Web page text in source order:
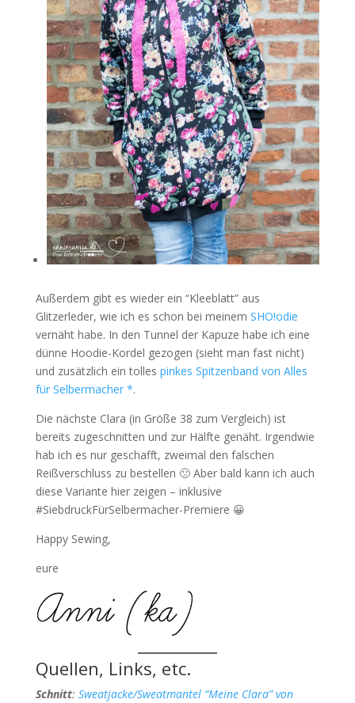
Außerdem gibt es wieder ein “Kleeblatt” aus
Glitzerleder, wie ich es schon bei meinem SHO!odie
vernäht habe. In den Tunnel der Kapuze habe ich eine
dünne Hoodie-Kordel gezogen (sieht man fast nicht)
und zusätzlich ein tolles pinkes Spitzenband von Alles
für Selbermacher *.
Die nächste Clara (in Größe 38 zum Vergleich) ist
bereits zugeschnitten und zur Hälfte genäht. Irgendwie
hab ich es nur geschafft, zweimal den falschen
Reißverschluss zu bestellen 🙁 Aber bald kann ich auch
diese Variante hier zeigen – inklusive
#SiebdruckFürSelbermacher-Premiere 😀
Happy Sewing,
eure
Quellen, Links, etc.
Schnitt: Sweatjacke/Sweatmantel “Meine Clara” von